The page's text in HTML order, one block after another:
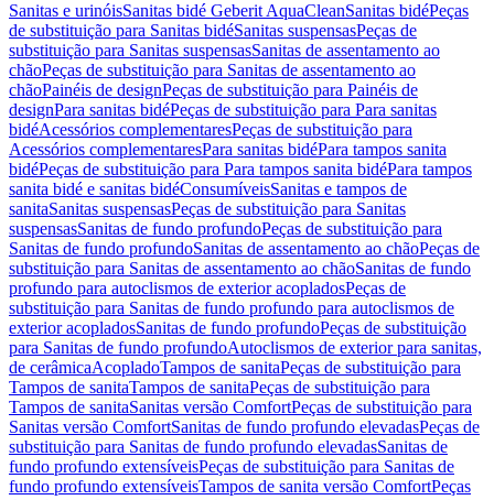
Sanitas e urinóisSanitas bidé Geberit AquaCleanSanitas bidéPeças
de substituição para Sanitas bidéSanitas suspensasPeças de
substituição para Sanitas suspensasSanitas de assentamento ao
chãoPeças de substituição para Sanitas de assentamento ao
chãoPainéis de designPeças de substituição para Painéis de
designPara sanitas bidéPeças de substituição para Para sanitas
bidéAcessórios complementaresPeças de substituição para
Acessórios complementaresPara sanitas bidéPara tampos sanita
bidéPeças de substituição para Para tampos sanita bidéPara tampos
sanita bidé e sanitas bidéConsumíveisSanitas e tampos de
sanitaSanitas suspensasPeças de substituição para Sanitas
suspensasSanitas de fundo profundoPeças de substituição para
Sanitas de fundo profundoSanitas de assentamento ao chãoPeças de
substituição para Sanitas de assentamento ao chãoSanitas de fundo
profundo para autoclismos de exterior acopladosPeças de
substituição para Sanitas de fundo profundo para autoclismos de
exterior acopladosSanitas de fundo profundoPeças de substituição
para Sanitas de fundo profundoAutoclismos de exterior para sanitas,
de cerâmicaAcopladoTampos de sanitaPeças de substituição para
Tampos de sanitaTampos de sanitaPeças de substituição para
Tampos de sanitaSanitas versão ComfortPeças de substituição para
Sanitas versão ComfortSanitas de fundo profundo elevadasPeças de
substituição para Sanitas de fundo profundo elevadasSanitas de
fundo profundo extensíveisPeças de substituição para Sanitas de
fundo profundo extensíveisTampos de sanita versão ComfortPeças